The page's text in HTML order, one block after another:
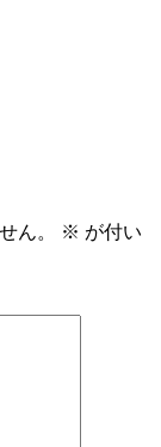
ん。 ※ が付い